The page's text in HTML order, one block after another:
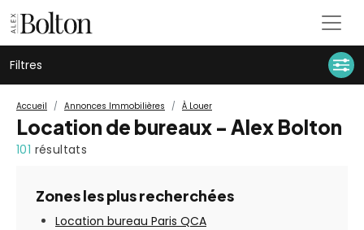
Filtres
Accueil Annonces Immobilières À Louer
Location de bureaux - Alex Bolton
101 résultats
Zones les plus recherchées
Location bureau Paris QCA